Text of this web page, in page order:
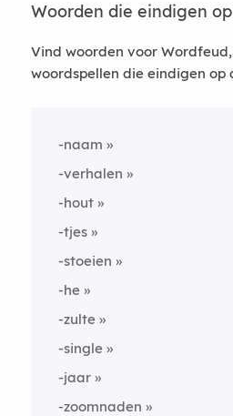
Woorden die eindigen op
Vind woorden voor
woordspellen die eindigen op
-naam
-verhalen
-hout
-tjes
-stoeien
-he
-zulte
-single
-jaar
-zoomnaden